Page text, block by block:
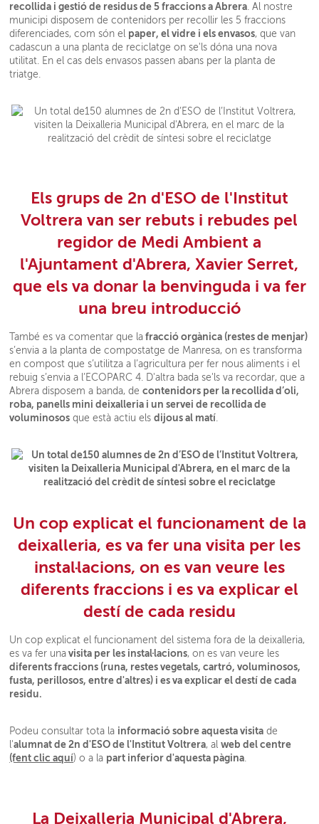
recollida i gestió de residus de 5 fraccions a Abrera. Al nostre
municipi disposem de contenidors per recollir les 5 fraccions
diferenciades, com són el paper, el vidre i els envasos, que van
cadascun a una planta de reciclatge on se'ls dóna una nova
utilitat. En el cas dels envasos passen abans per la planta de
triatge.
Els grups de 2n d'ESO de l'Institut
Voltrera van ser rebuts i rebudes pel
regidor de Medi Ambient a
l'Ajuntament d'Abrera, Xavier Serret,
que els va donar la benvinguda i va fer
una breu introducció
També es va comentar que la fracció orgànica (restes de menjar)
s’envia a la planta de compostatge de Manresa, on es transforma
en compost que s’utilitza a l’agricultura per fer nous aliments i el
rebuig s’envia a l’ECOPARC 4. D'altra bada se'ls va recordar, que a
Abrera disposem a banda, decontenidors per la recollida d’oli,
roba, panells mini deixalleria i un servei de recollida de
voluminosos que està actiu elsdijous al matí.
Un cop explicat el funcionament de la
deixalleria, es va fer una visita per les
instal·lacions, on es van veure les
diferents fraccions i es va explicar el
destí de cada residu
Un cop explicat el funcionament del sistema fora de la deixalleria,
es va fer una visita per les instal·lacions, on es van veure les
diferents fraccions (runa, restes vegetals, cartró, voluminosos,
fusta, perillosos, entre d'altres) i es va explicar el destí de cada
residu.
Podeu consultar tota la informació sobre aquesta visita de
l'alumnat de 2n d'ESO de l'Institut Voltrera, alweb del centre
(fent clic aquí) o a la part inferior d'aquesta pàgina.
La Deixalleria Municipal d'Abrera,